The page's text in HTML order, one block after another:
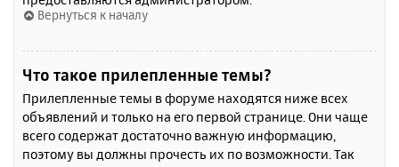
Вернуться к началу
Что такое прилепленные темы?
Прилепленные темы в форуме находятся ниже всех
объявлений и только на его первой странице. Они чаще
всего содержат достаточно важную информацию,
поэтому вы должны прочесть их по возможности. Так